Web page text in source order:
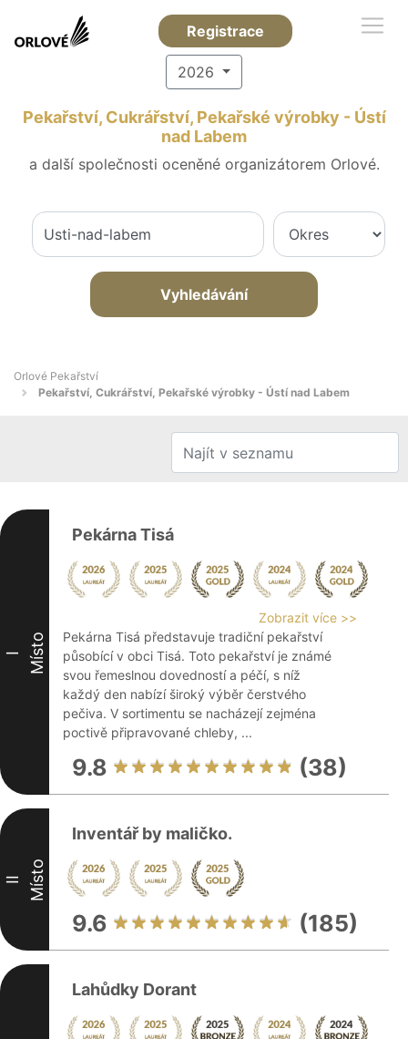
Registrace
2026
Pekařství, Cukrářství, Pekařské výrobky - Ústí
nad Labem
a další společnosti oceněné organizátorem Orlové.
Vyhledávání
Orlové Pekařství
Pekařství, Cukrářství, Pekařské výrobky - Ústí nad Labem
I Místo
Pekárna Tisá
Zobrazit více >>
Pekárna Tisá představuje tradiční pekařství
působící v obci Tisá. Toto pekařství je známé
svou řemeslnou dovedností a péčí, s níž
každý den nabízí široký výběr čerstvého
pečiva. V sortimentu se nacházejí zejména
poctivě připravované chleby, ...
9.8 (38)
II Místo
Inventář by maličko.
9.6 (185)
Lahůdky Dorant